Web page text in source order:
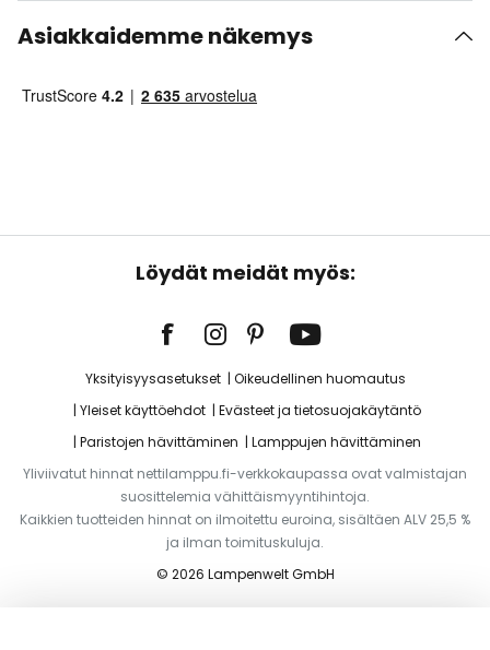
Asiakkaidemme näkemys
Löydät meidät myös:
Yksityisyysasetukset
Oikeudellinen huomautus
Yleiset käyttöehdot
Evästeet ja tietosuojakäytäntö
Paristojen hävittäminen
Lamppujen hävittäminen
Yliviivatut hinnat nettilamppu.fi-verkkokaupassa ovat valmistajan
suosittelemia vähittäismyyntihintoja.
Kaikkien tuotteiden hinnat on ilmoitettu euroina, sisältäen ALV 25,5 %
ja ilman toimituskuluja.
© 2026 Lampenwelt GmbH